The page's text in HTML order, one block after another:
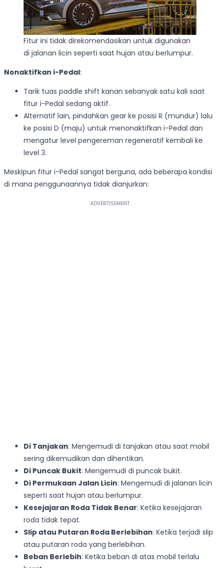
Fitur ini tidak direkomendasikan untuk digunakan
di jalanan licin seperti saat hujan atau berlumpur.
Nonaktifkan i-Pedal:
Tarik tuas paddle shift kanan sebanyak satu kali saat
fitur i-Pedal sedang aktif.
Alternatif lain, pindahkan gear ke posisi R (mundur) lalu
ke posisi D (maju) untuk menonaktifkan i-Pedal dan
mengatur level pengereman regeneratif kembali ke
level 3.
Meskipun fitur i-Pedal sangat berguna, ada beberapa kondisi
di mana penggunaannya tidak dianjurkan:
Di Tanjakan: Mengemudi di tanjakan atau saat mobil
sering dikemudikan dan dihentikan.
Di Puncak Bukit: Mengemudi di puncak bukit.
Di Permukaan Jalan Licin: Mengemudi di jalanan licin
seperti saat hujan atau berlumpur.
Kesejajaran Roda Tidak Benar: Ketika kesejajaran
roda tidak tepat.
Slip atau Putaran Roda Berlebihan: Ketika terjadi slip
atau putaran roda yang berlebihan.
Beban Berlebih: Ketika beban di atas mobil terlalu